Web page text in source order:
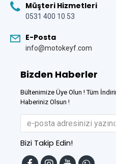
Tek Tıkla Ödeme
Müşteri Hizmetleri
0531 400 10 53
E-Posta
info@motokeyf.com
Bizden Haberler
Bültenimize Üye Olun ! Tüm
Haberiniz Olsun !
Bizi Takip Edin!